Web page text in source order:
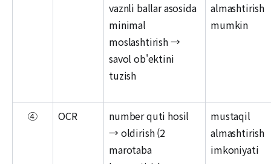
vaznli ballar asosida
minimal
moslashtirish →
savol ob'ektini
tuzish
almashtirish
mumkin
④ OCR
number quti hosil
→ oldirish (2
marotaba
mustaqil
almashtirish
imkoniyati